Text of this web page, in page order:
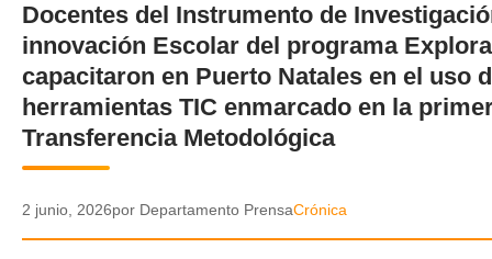
DEPORTES
ENTRETENIMIENTO Y CULTURA
POLICIAL
POLÍTICA
AUDIOS
✕
Docentes del Instrumento de
innovación Escolar del programa
capacitaron en Puerto Natales en el uso
herramientas TIC enmarcado en la
Transferencia Metodológica
2 junio, 2026por Departamento PrensaCrónica